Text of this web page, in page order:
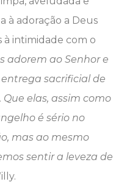
à adoração a Deus
à intimidade com o
adorem ao Senhor e
sacrificial de
elas, assim como
é sério no
mas ao mesmo
sentir a leveza de